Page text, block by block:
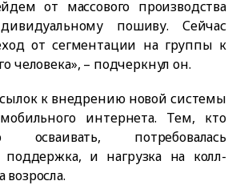
от массового производства
пошиву. Сейчас
от сегментации на группы к
человека», – подчеркнул он.
к внедрению новой системы
интернета. Тем, кто
потребовалась
поддержка, и нагрузка на колл-